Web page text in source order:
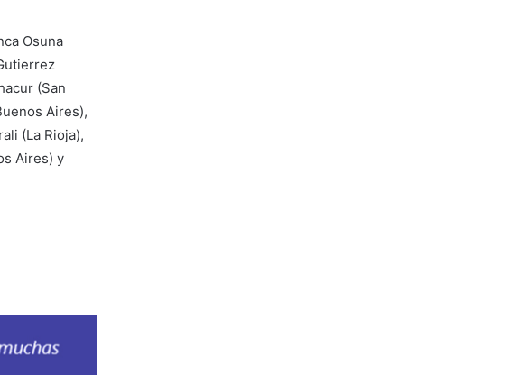
Osuna
(San
Aires),
(La Rioja),
Aires) y